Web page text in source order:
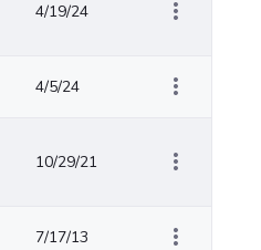
4/19/24
4/5/24
10/29/21
7/17/13